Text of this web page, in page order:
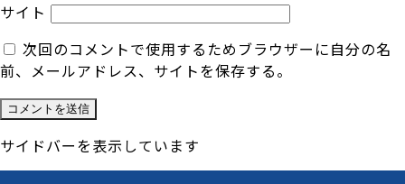
サイト
次回のコメントで使用するためブラウザーに自分の名
前、メールアドレス、サイトを保存する。
サイドバーを表示しています